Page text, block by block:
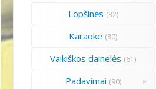
Lopšinės (32)
Karaoke (80)
Vaikiškos dainelės (61)
Padavimai (90)